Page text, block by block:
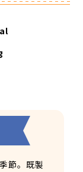
節。既製